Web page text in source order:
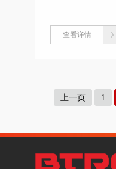
查看详情
上一页 1